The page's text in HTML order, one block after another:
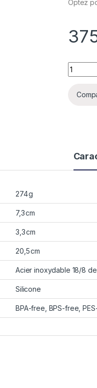
Optez
CLIMA
274 g
7,3 cm
3,3 cm
20,5 cm
Acier inoxydable 18/8
Silicone
BPA-free, BPS-free,